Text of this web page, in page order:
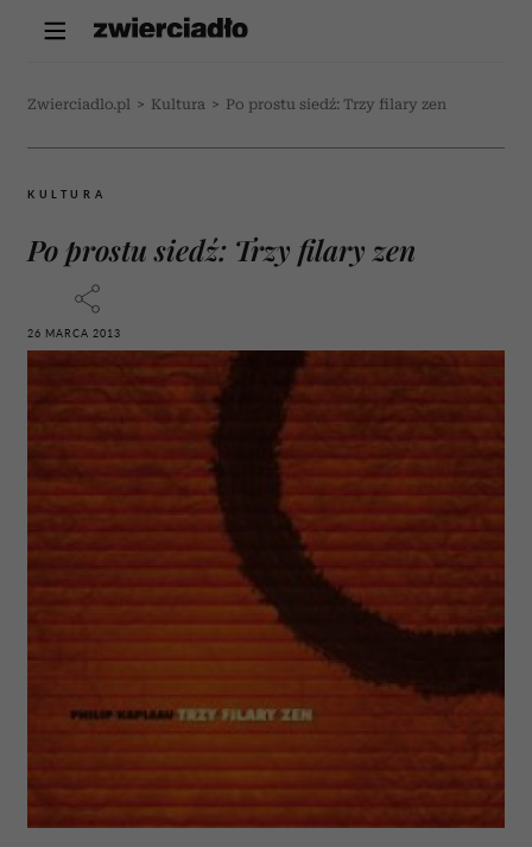
Zwierciadlo.pl > Kultura > Po prostu siedź: Trzy filary zen
KULTURA
Po prostu siedź: Trzy filary zen
26 MARCA 2013